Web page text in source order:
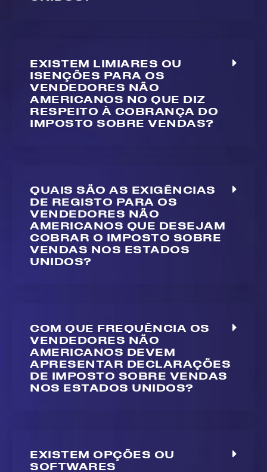
EXISTEM LIMIARES OU
ISENÇÕES PARA OS
VENDEDORES NÃO
AMERICANOS NO QUE DIZ
RESPEITO À COBRANÇA DO
IMPOSTO SOBRE VENDAS?
QUAIS SÃO AS EXIGÊNCIAS
DE REGISTO PARA OS
VENDEDORES NÃO
AMERICANOS QUE DESEJAM
COBRAR O IMPOSTO SOBRE
VENDAS NOS ESTADOS
UNIDOS?
COM QUE FREQUÊNCIA OS
VENDEDORES NÃO
AMERICANOS DEVEM
APRESENTAR DECLARAÇÕES
DE IMPOSTO SOBRE VENDAS
NOS ESTADOS UNIDOS?
EXISTEM OPÇÕES OU
SOFTWARES